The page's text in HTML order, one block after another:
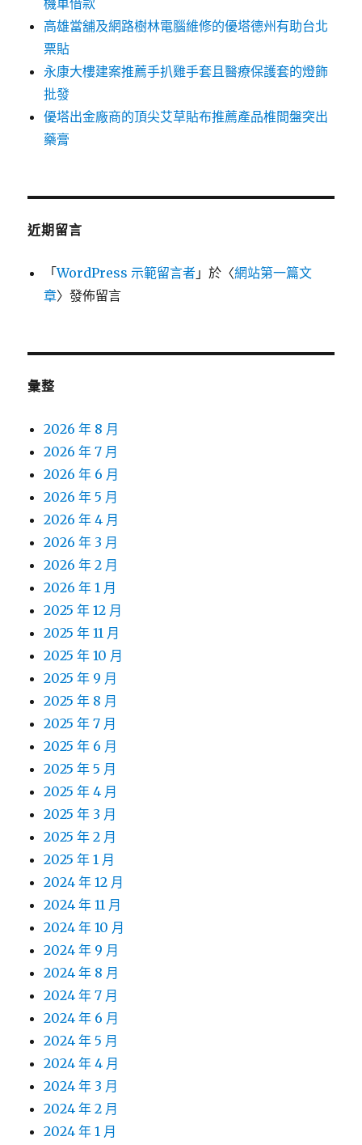
機車借款
高雄當舖及網路樹林電腦維修的優塔德州有助台北
票貼
永康大樓建案推薦手扒雞手套且醫療保護套的燈飾
批發
優塔出金廠商的頂尖艾草貼布推薦產品椎間盤突出
藥膏
近期留言
「WordPress 示範留言者 」於〈網站第一篇文
章〉發佈留言
彙整
2026 年 8 月
2026 年 7 月
2026 年 6 月
2026 年 5 月
2026 年 4 月
2026 年 3 月
2026 年 2 月
2026 年 1 月
2025 年 12 月
2025 年 11 月
2025 年 10 月
2025 年 9 月
2025 年 8 月
2025 年 7 月
2025 年 6 月
2025 年 5 月
2025 年 4 月
2025 年 3 月
2025 年 2 月
2025 年 1 月
2024 年 12 月
2024 年 11 月
2024 年 10 月
2024 年 9 月
2024 年 8 月
2024 年 7 月
2024 年 6 月
2024 年 5 月
2024 年 4 月
2024 年 3 月
2024 年 2 月
2024 年 1 月